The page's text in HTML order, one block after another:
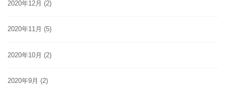
2020年12月 (2)
2020年11月 (5)
2020年10月 (2)
2020年9月 (2)